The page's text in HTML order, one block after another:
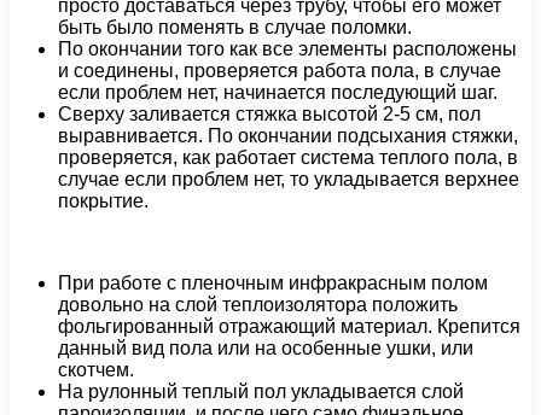
просто доставаться через трубу, чтобы его может
быть было поменять в случае поломки.
По окончании того как все элементы расположены
и соединены, проверяется работа пола, в случае
если проблем нет, начинается последующий шаг.
Сверху заливается стяжка высотой 2-5 см, пол
выравнивается. По окончании подсыхания стяжки,
проверяется, как работает система теплого пола, в
случае если проблем нет, то укладывается верхнее
покрытие.
При работе с пленочным инфракрасным полом
довольно на слой теплоизолятора положить
фольгированный отражающий материал. Крепится
данный вид пола или на особенные ушки, или
скотчем.
На рулонный теплый пол укладывается слой